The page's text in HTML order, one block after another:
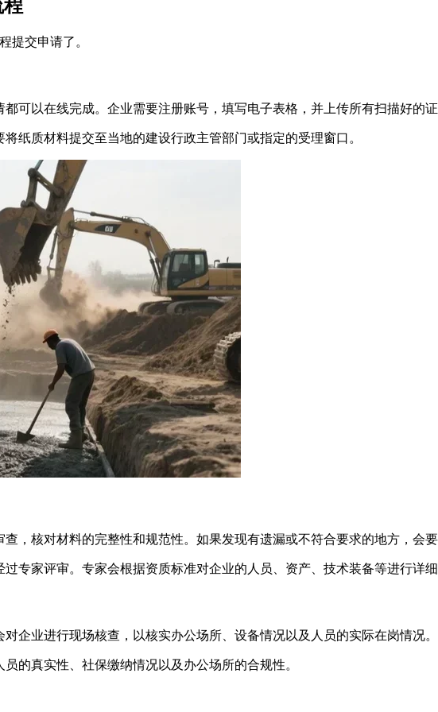
程
提交申请了。
可以在线完成。企业需要注册账号，填写电子表格，并上传所有扫描好的
将纸质材料提交至当地的建设行政主管部门或指定的受理窗口。
查，核对材料的完整性和规范性。如果发现有遗漏或不符合要求的地方，会
过专家评审。专家会根据资质标准对企业的人员、资产、技术装备等进行详
对企业进行现场核查，以核实办公场所、设备情况以及人员的实际在岗情况。
的真实性、社保缴纳情况以及办公场所的合规性。